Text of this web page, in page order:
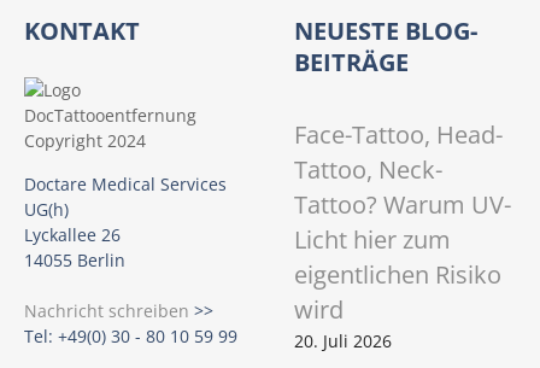
KONTAKT
Doctare Medical Services
UG(h)
Lyckallee 26
14055 Berlin
Nachricht schreiben >>
Tel: +49(0) 30 - 80 10 59 99
NEUESTE BLOG-
BEITRÄGE
Face-Tattoo, Head-
Tattoo, Neck-
Tattoo? Warum UV-
Licht hier zum
eigentlichen Risiko
wird
20. Juli 2026